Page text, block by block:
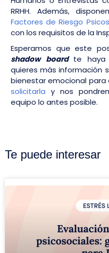
RRHH. Además,
Factores de Riesgo
con los requisitos de la
Esperamos que este
shadow board te haya
quieres más información
bienestar emocional para
solicitarla y nos
equipo lo antes posible.
Te puede interesar